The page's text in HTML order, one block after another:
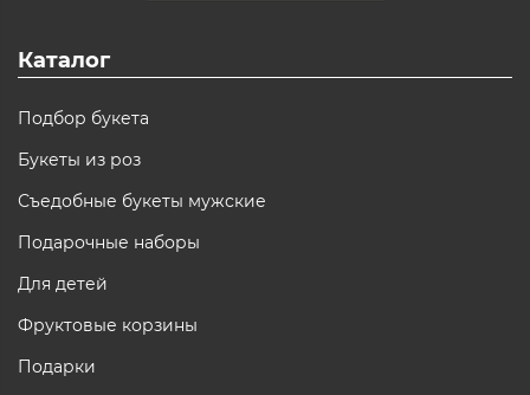
Каталог
Подбор букета
Букеты из роз
Съедобные букеты мужские
Подарочные наборы
Для детей
Фруктовые корзины
Подарки